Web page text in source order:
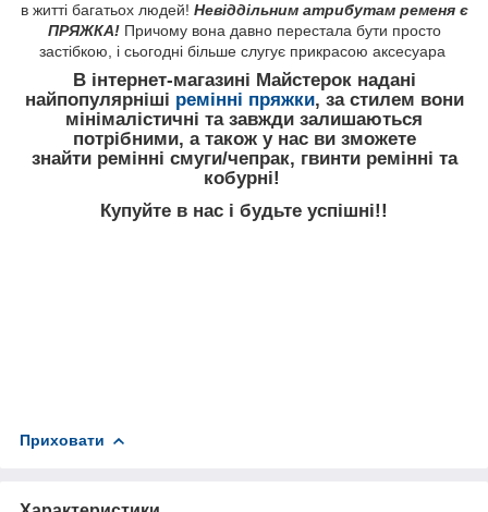
в житті багатьох людей! Невіддільним атрибутам ременя є
ПРЯЖКА! Причому вона давно перестала бути просто
застібкою, і сьогодні більше слугує прикрасою аксесуара
В інтернет-магазині Майстерок надані
найпопулярніші ремінні пряжки, за стилем вони
мінімалістичні та завжди залишаються
потрібними, а також у нас ви зможете
знайти ремінні смуги/чепрак, гвинти ремінні та
кобурні!
Купуйте в нас і будьте успішні!!
Приховати